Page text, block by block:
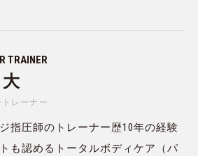
TRAINER
レーナー
指圧師のトレーナー歴10年の経験
も認めるトータルボディケア（パ